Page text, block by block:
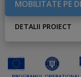
MOBILITATE PE
DETALII PROIECT